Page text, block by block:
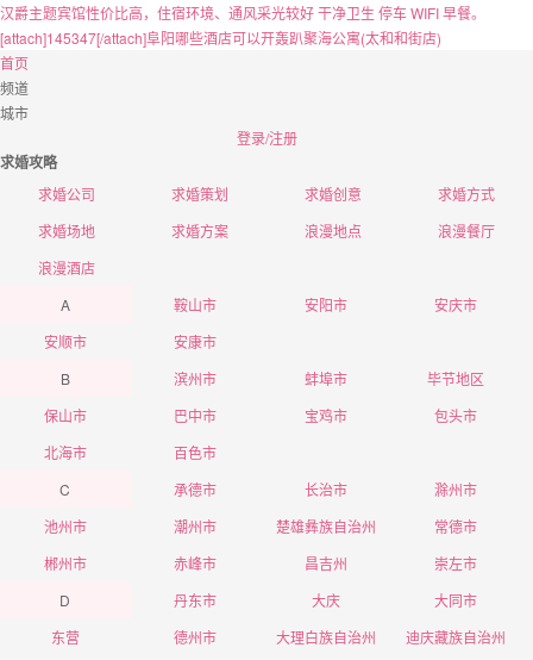
汉爵主题宾馆性价比高，住宿环境、通风采光较好 干净卫生 停车 WIFI 早餐。
[attach]145347[/attach]阜阳哪些酒店可以开轰趴聚海公寓(太和和街店)
首页
频道
城市
登录/注册
求婚攻略
求婚公司 求婚策划 求婚创意
求婚方式
求婚场地
求婚方案 浪漫地点
浪漫餐厅
浪漫酒店
A
鞍山市 安阳市
安庆市
安顺市
安康市
B
滨州市 蚌埠市
毕节地区
保山市
巴中市 宝鸡市
包头市
北海市
百色市
C
承德市 长治市
滁州市
池州市
潮州市 楚雄彝族自治州
常德市
郴州市
赤峰市 昌吉州
崇左市
D
丹东市 大庆
大同市
东营
德州市 大理白族自治州
迪庆藏族自治州